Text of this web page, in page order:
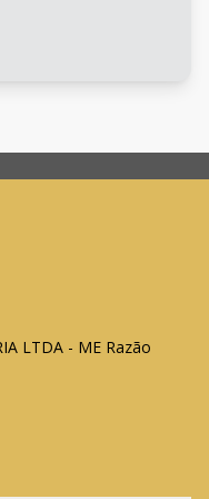
LTDA - ME Razão